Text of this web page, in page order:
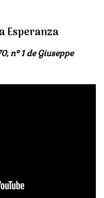
Esperanza
nº 1 de Giuseppe